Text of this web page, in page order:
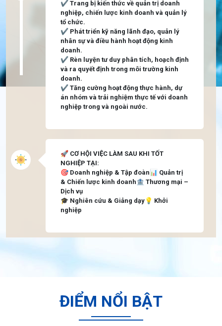
✔️ Trang bị kiến thức về quản trị doanh
nghiệp, chiến lược kinh doanh và quản lý
tổ chức.
✔️ Phát triển kỹ năng lãnh đạo, quản lý
nhân sự và điều hành hoạt động kinh
doanh.
✔️ Rèn luyện tư duy phân tích, hoạch định
và ra quyết định trong môi trường kinh
doanh.
✔️ Tăng cường hoạt động thực hành, dự
án nhóm và trải nghiệm thực tế với doanh
nghiệp trong và ngoài nước.
🚀 CƠ HỘI VIỆC LÀM SAU KHI TỐT
NGHIỆP TẠI:
🎯 Doanh nghiệp & Tập đoàn📊 Quản trị
& Chiến lược kinh doanh🏦 Thương mại –
Dịch vụ
🎓 Nghiên cứu & Giảng dạy💡 Khởi
nghiệp
ĐIỂM NỔI BẬT